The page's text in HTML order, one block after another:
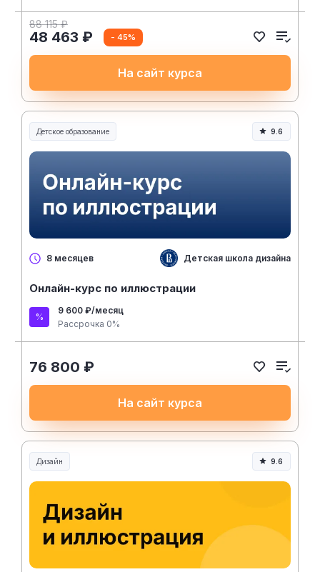
88 115 ₽
48 463 ₽ - 45%
На сайт курса
Детское образование 9.6
8 месяцев Детская школа дизайна ВШЭ
Онлайн-курс по иллюстрации
9 600 ₽/месяц
Рассрочка 0%
76 800 ₽
На сайт курса
Дизайн 9.6